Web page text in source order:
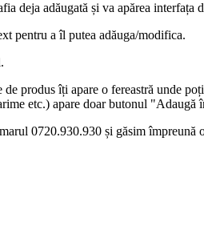
deja adăugată și va apărea interfața
pentru a îl putea adăuga/modifica.
produs îți apare o fereastră unde
etc.) apare doar butonul "Adaugă
0720.930.930 și găsim împreună